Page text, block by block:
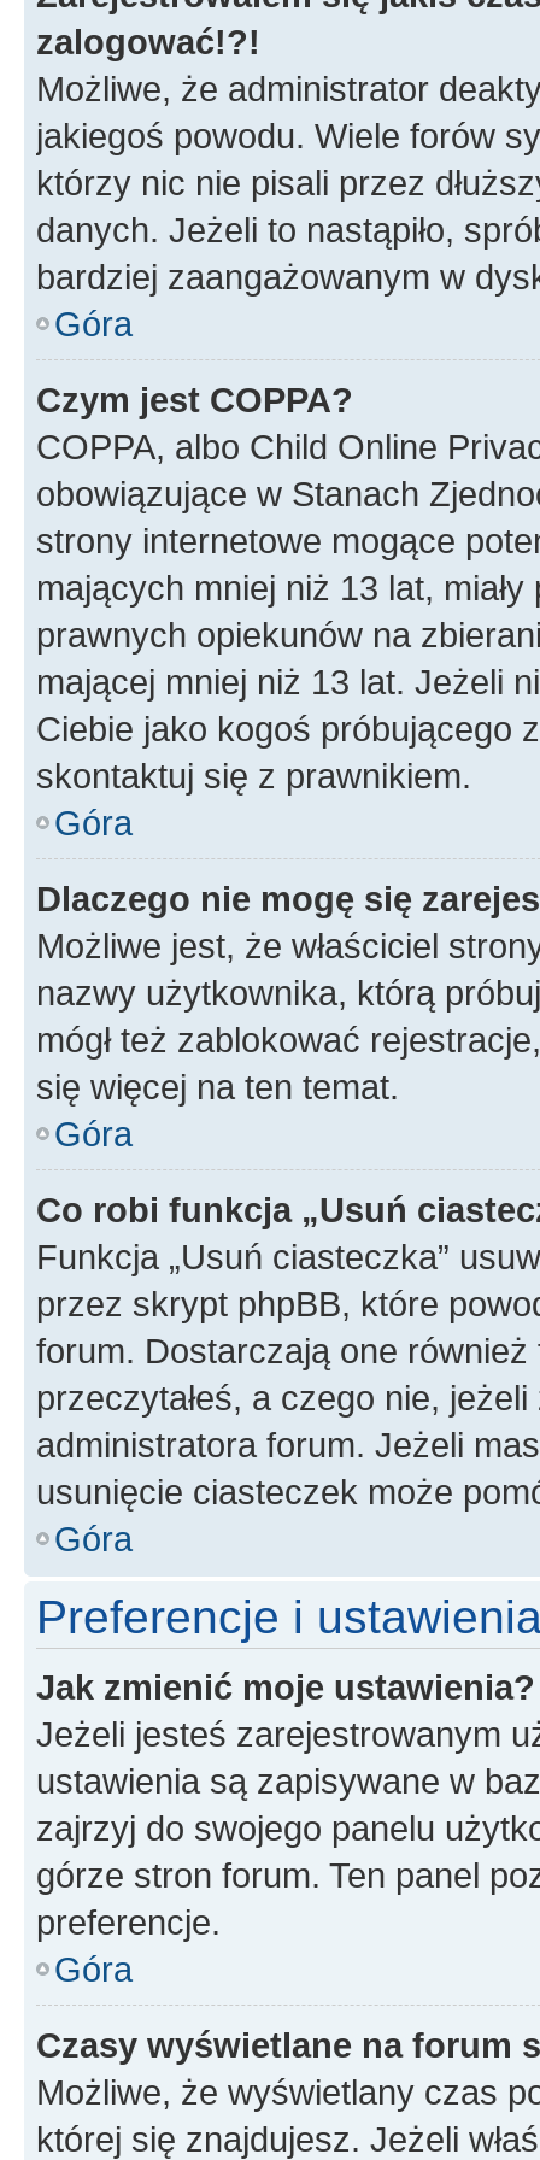
zalogować!?!
Możliwe, że administrator
jakiegoś powodu. Wiele forów
którzy nic nie pisali przez
danych. Jeżeli to nastąpiło,
bardziej zaangażowanym w
Góra
Czym jest COPPA?
COPPA, albo Child Online
obowiązujące w Stanach
strony internetowe mogące
mających mniej niż 13 lat,
prawnych opiekunów na
mającej mniej niż 13 lat. Jeżeli
Ciebie jako kogoś próbującego
skontaktuj się z prawnikiem.
Góra
Dlaczego nie mogę się
Możliwe jest, że właściciel
nazwy użytkownika, którą
mógł też zablokować
się więcej na ten temat.
Góra
Co robi funkcja „Usuń
Funkcja „Usuń ciasteczka”
przez skrypt phpBB, które
forum. Dostarczają one
przeczytałeś, a czego nie,
administratora forum. Jeżeli
usunięcie ciasteczek może
Góra
Preferencje i
Jak zmienić moje ustawienia?
Jeżeli jesteś zarejestrowanym
ustawienia są zapisywane w
zajrzyj do swojego panelu
górze stron forum. Ten panel
preferencje.
Góra
Czasy wyświetlane na forum
Możliwe, że wyświetlany czas
której się znajdujesz. Jeżeli